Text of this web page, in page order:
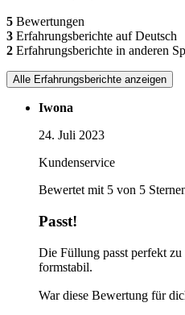
5 Bewertungen
3 Erfahrungsberichte auf Deutsch
2 Erfahrungsberichte in anderen
Alle Erfahrungsberichte anzeigen
Iwona
24. Juli 2023
Kundenservice
Bewertet mit 5 von 5
Passt!
Die Füllung passt perfekt
formstabil.
War diese Bewertung für